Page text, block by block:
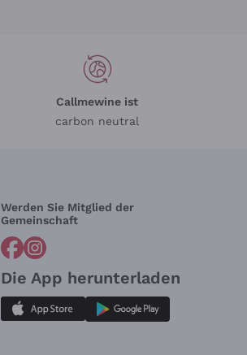
Callmewine ist
carbon neutral
Werden Sie Mitglied der
Gemeinschaft
Die App herunterladen